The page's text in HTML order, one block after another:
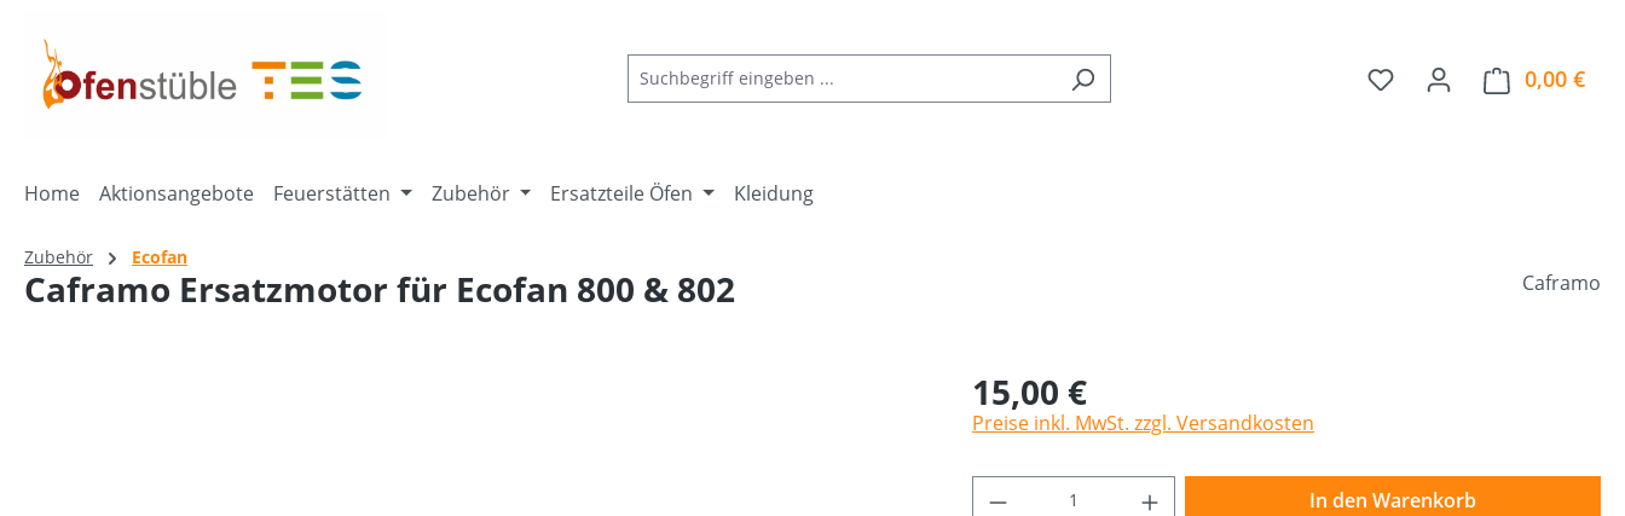
0,00 €
Home Aktionsangebote Feuerstätten Zubehör Ersatzteile Öfen Kleidung
Zubehör Ecofan
Caframo Ersatzmotor für Ecofan 800 & 802 Caframo
15,00 €
Preise inkl. MwSt. zzgl. Versandkosten
Produkt Anzahl: Gib den gewünschten Wert
In den Warenkorb